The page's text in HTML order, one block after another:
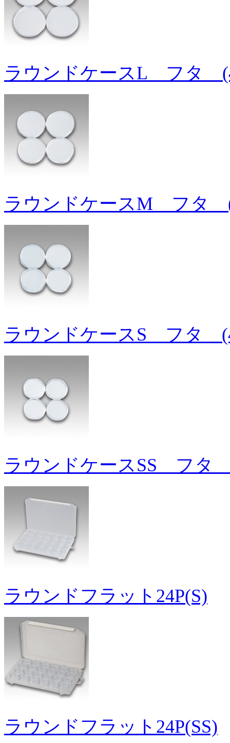
ラウンドケースL フタ
ラウンドケースM フタ
ラウンドケースS フタ
ラウンドケースSS フタ
ラウンドフラット24P(S)
ラウンドフラット24P(SS)